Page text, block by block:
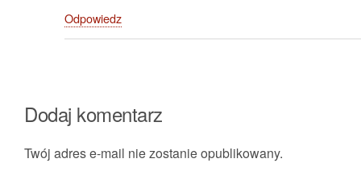
Odpowiedz
Dodaj komentarz
Twój adres e-mail nie zostanie opublikowany.